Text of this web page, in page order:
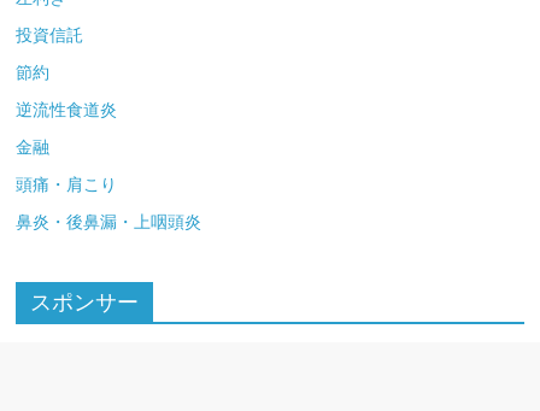
投資信託
節約
逆流性食道炎
金融
頭痛・肩こり
鼻炎・後鼻漏・上咽頭炎
スポンサー